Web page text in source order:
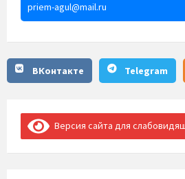
priem-agul@mail.ru
ВКонтакте Telegram
Версия сайта для